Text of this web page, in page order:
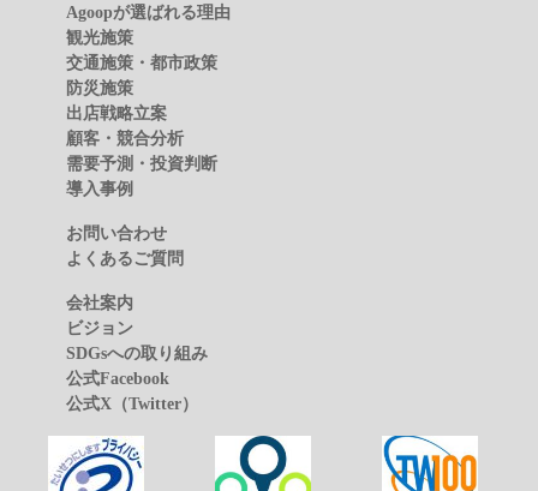
Agoopが選ばれる理由
観光施策
交通施策・都市政策
防災施策
出店戦略立案
顧客・競合分析
需要予測・投資判断
導入事例
お問い合わせ
よくあるご質問
会社案内
ビジョン
SDGsへの取り組み
公式Facebook
公式X（Twitter）